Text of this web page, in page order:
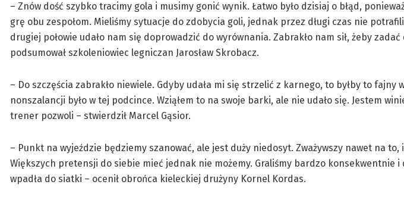
– Znów dość szybko tracimy gola i musimy gonić wynik. Łatwo było dzisiaj o błąd,
grę obu zespołom. Mieliśmy sytuacje do zdobycia goli, jednak przez długi czas nie
drugiej połowie udało nam się doprowadzić do wyrównania. Zabrakło nam sił, żeby
podsumował szkoleniowiec legniczan Jarosław Skrobacz.
– Do szczęścia zabrakło niewiele. Gdyby udała mi się strzelić z karnego, to byłby to fajny
nonszalancji było w tej podcince. Wziąłem to na swoje barki, ale nie udało się. Jestem
trener pozwoli – stwierdził Marcel Gąsior.
– Punkt na wyjeździe będziemy szanować, ale jest duży niedosyt. Zważywszy nawet na
Większych pretensji do siebie mieć jednak nie możemy. Graliśmy bardzo konsekwentnie i
wpadła do siatki – ocenił obrońca kieleckiej drużyny Kornel Kordas.